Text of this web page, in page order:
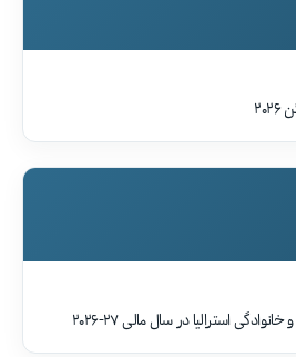
استرالیا در سال مالی ۲۷-۲۰۲۶